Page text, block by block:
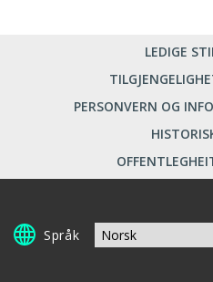
LEDIGE
PERSONVERN OG
Språk